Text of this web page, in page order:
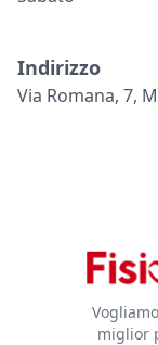
Indirizzo
Via Romana, 7,
miglior